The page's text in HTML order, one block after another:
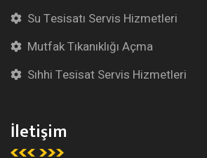
Su Tesisatı Servis Hizmetleri
Mutfak Tıkanıklığı Açma
Sıhhi Tesisat Servis Hizmetleri
İletişim